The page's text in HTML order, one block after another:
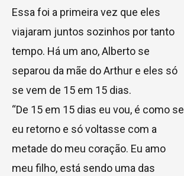
Essa foi a primeira vez que eles
viajaram juntos sozinhos por tanto
tempo. Há um ano, Alberto se
separou da mãe do Arthur e eles só
se vem de 15 em 15 dias.
“De 15 em 15 dias eu vou, é como se
eu retorno e só voltasse com a
metade do meu coração. Eu amo
meu filho, está sendo uma das